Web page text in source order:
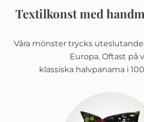
Textilkonst med
Våra mönster trycks
Europa. Oftast på
klassiska halvpanama i